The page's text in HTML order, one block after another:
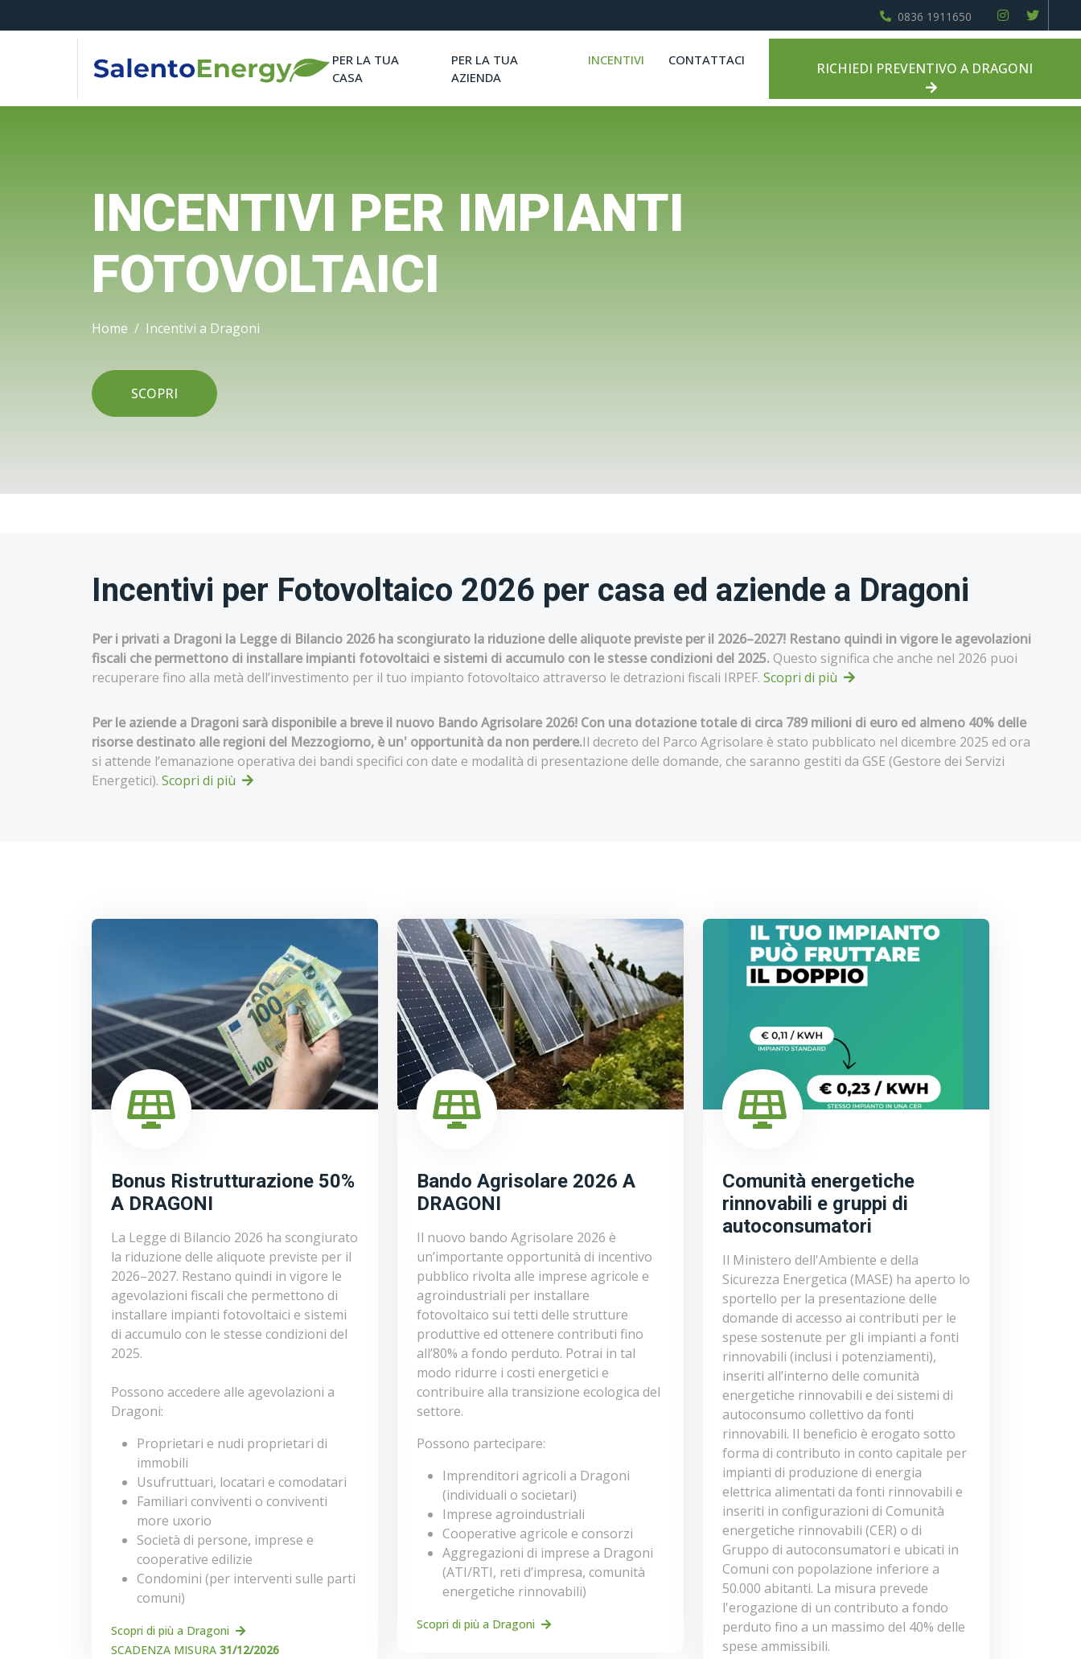
0836 1911650
PER LA TUA
CASA
PER LA TUA
AZIENDA
INCENTIVI CONTATTACI RICHIEDI PREVENTIVO A DRAGONI
INCENTIVI PER IMPIANTI
FOTOVOLTAICI
Home Incentivi a Dragoni
SCOPRI
Incentivi per Fotovoltaico 2026 per casa ed aziende a Dragoni
Per i privati a Dragoni la Legge di Bilancio 2026 ha scongiurato la riduzione delle aliquote previste per il 2026–2027! Restano quindi in vigore le agevolazioni
fiscali che permettono di installare impianti fotovoltaici e sistemi di accumulo con le stesse condizioni del 2025. Questo significa che anche nel 2026 puoi
recuperare fino alla metà dell’investimento per il tuo impianto fotovoltaico attraverso le detrazioni fiscali IRPEF. Scopri di più
Per le aziende a Dragoni sarà disponibile a breve il nuovo Bando Agrisolare 2026! Con una dotazione totale di circa 789 milioni di euro ed almeno 40% delle
risorse destinato alle regioni del Mezzogiorno, è un' opportunità da non perdere.Il decreto del Parco Agrisolare è stato pubblicato nel dicembre 2025 ed ora
si attende l’emanazione operativa dei bandi specifici con date e modalità di presentazione delle domande, che saranno gestiti da GSE (Gestore dei Servizi
Energetici). Scopri di più
Bonus Ristrutturazione 50%
A DRAGONI
La Legge di Bilancio 2026 ha scongiurato
la riduzione delle aliquote previste per il
2026–2027. Restano quindi in vigore le
agevolazioni fiscali che permettono di
installare impianti fotovoltaici e sistemi
di accumulo con le stesse condizioni del
2025.
Possono accedere alle agevolazioni a
Dragoni:
Proprietari e nudi proprietari di
immobili
Usufruttuari, locatari e comodatari
Familiari conviventi o conviventi
more uxorio
Società di persone, imprese e
cooperative edilizie
Condomini (per interventi sulle parti
comuni)
Scopri di più a Dragoni
SCADENZA MISURA 31/12/2026
Bando Agrisolare 2026 A
DRAGONI
Il nuovo bando Agrisolare 2026 è
un’importante opportunità di incentivo
pubblico rivolta alle imprese agricole e
agroindustriali per installare
fotovoltaico sui tetti delle strutture
produttive ed ottenere contributi fino
all’80% a fondo perduto. Potrai in tal
modo ridurre i costi energetici e
contribuire alla transizione ecologica del
settore.
Possono partecipare:
Imprenditori agricoli a Dragoni
(individuali o societari)
Imprese agroindustriali
Cooperative agricole e consorzi
Aggregazioni di imprese a Dragoni
(ATI/RTI, reti d’impresa, comunità
energetiche rinnovabili)
Scopri di più a Dragoni
Comunità energetiche
rinnovabili e gruppi di
autoconsumatori
Il Ministero dell'Ambiente e della
Sicurezza Energetica (MASE) ha aperto lo
sportello per la presentazione delle
domande di accesso ai contributi per le
spese sostenute per gli impianti a fonti
rinnovabili (inclusi i potenziamenti),
inseriti all’interno delle comunità
energetiche rinnovabili e dei sistemi di
autoconsumo collettivo da fonti
rinnovabili. Il beneficio è erogato sotto
forma di contributo in conto capitale per
impianti di produzione di energia
elettrica alimentati da fonti rinnovabili e
inseriti in configurazioni di Comunità
energetiche rinnovabili (CER) o di
Gruppo di autoconsumatori e ubicati in
Comuni con popolazione inferiore a
50.000 abitanti. La misura prevede
l'erogazione di un contributo a fondo
perduto fino a un massimo del 40% delle
spese ammissibili.